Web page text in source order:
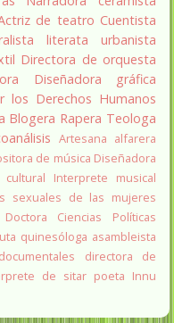
de teatro Cuentista
literata
urbanista
Directora de orquesta
Diseñadora gráfica
Derechos Humanos
Blogera Rapera Teologa
Artesana alfarera
de música Diseñadora
cultural
Interprete musical
sexuales de las mujeres
Doctora Ciencias Políticas
quinesóloga asambleista
directora de
de sitar poeta Innu